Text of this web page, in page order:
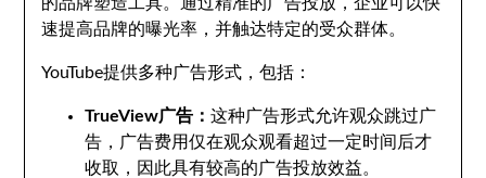
速提高品牌的曝光率，并触达特定的受众群体。
YouTube提供多种广告形式，包括：
TrueView广告：这种广告形式允许观众跳过广
告，广告费用仅在观众观看超过一定时间后才
收取，因此具有较高的广告投放效益。